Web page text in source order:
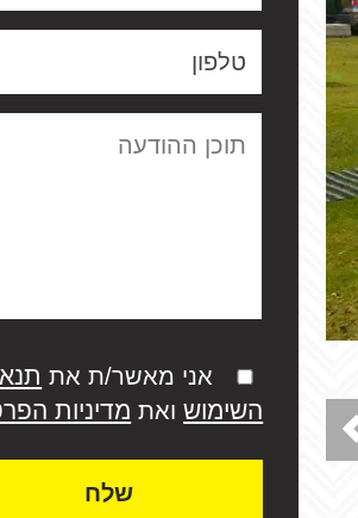
אני מאשר/ת את
השימושואת מדיניות
שלח